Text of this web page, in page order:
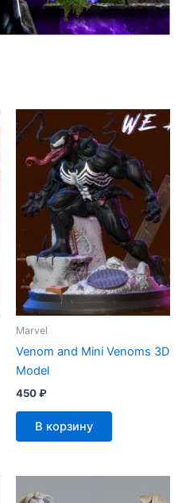
Marvel
Venom and Mini Venoms 3D
Model
450₽
В корзину